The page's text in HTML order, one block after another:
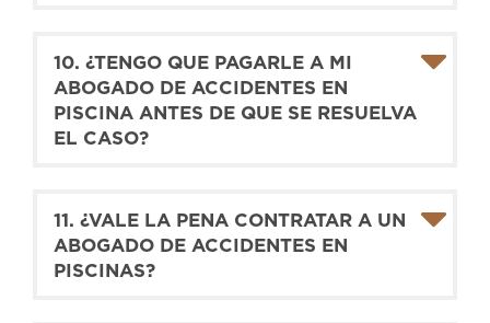
10. ¿TENGO QUE PAGARLE A MI
ABOGADO DE ACCIDENTES EN
PISCINA ANTES DE QUE SE RESUELVA
EL CASO?
11. ¿VALE LA PENA CONTRATAR A UN
ABOGADO DE ACCIDENTES EN
PISCINAS?